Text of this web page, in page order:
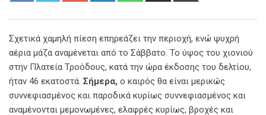
Σχετικά χαμηλή πίεση επηρεάζει την περιοχή, ενώ ψυχρή
αέρια μάζα αναμένεται από το Σάββατο. Το ύψος του χιονιού
στην Πλατεία Τροόδους, κατά την ώρα έκδοσης του δελτίου,
ήταν 46 εκατοστά. Σήμερα, ο καιρός θα είναι μερικώς
συννεφιασμένος και παροδικά κυρίως συννεφιασμένος και
αναμένονται μεμονωμένες, ελαφρές κυρίως, βροχές και